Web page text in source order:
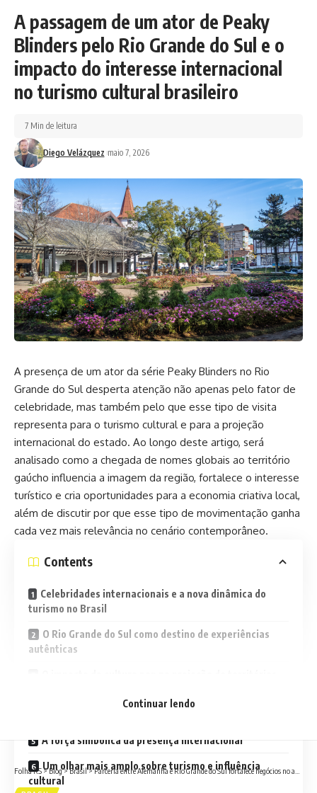
A passagem de um ator de Peaky
Blinders pelo Rio Grande do Sul e o
impacto do interesse internacional
no turismo cultural brasileiro
Diego Velázquez maio 7, 2026
7 Min de leitura
A presença de um ator da série Peaky Blinders no Rio
Grande do Sul desperta atenção não apenas pelo fator de
celebridade, mas também pelo que esse tipo de visita
representa para o turismo cultural e para a projeção
internacional do estado. Ao longo deste artigo, será
analisado como a chegada de nomes globais ao território
gaúcho influencia a imagem da região, fortalece o interesse
turístico e cria oportunidades para a economia criativa local,
além de discutir por que esse tipo de movimentação ganha
cada vez mais relevância no cenário contemporâneo.
Contents
Celebridades internacionais e a nova dinâmica do
turismo no Brasil
O Rio Grande do Sul como destino de experiências
autênticas
Economia criativa e novas oportunidades para o
A força simbólica da presença internacional
Um olhar mais amplo sobre turismo e influência
cultural
Continuar lendo
Folha RS>Blog>Brasil>Parceria entre Alemanha e Rio Grande do Sul fortalece negócios no agro e energia e amplia internacionalização empresarial